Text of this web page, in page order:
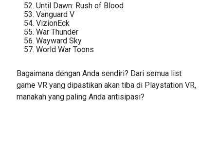
Until Dawn: Rush of Blood
Vanguard V
VizionEck
War Thunder
Wayward Sky
World War Toons
Bagaimana dengan Anda sendiri? Dari semua list
game VR yang dipastikan akan tiba di Playstation VR,
manakah yang paling Anda antisipasi?